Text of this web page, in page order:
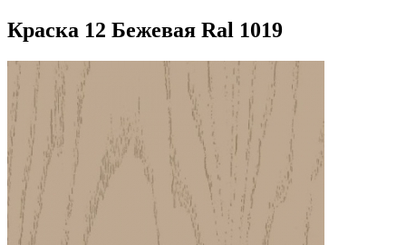
Краска 12 Бежевая Ral 1019